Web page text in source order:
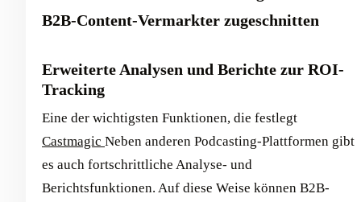
B2B-Content-Vermarkter zugeschnitten
Erweiterte Analysen und Berichte zur ROI-
Tracking
Eine der wichtigsten Funktionen, die festlegt
Castmagic Neben anderen Podcasting-Plattformen gibt
es auch fortschrittliche Analyse- und
Berichtsfunktionen. Auf diese Weise können B2B-